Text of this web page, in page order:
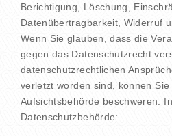
Berichtigung, Löschung,
Datenübertragbarkeit, Widerruf
Wenn Sie glauben, dass die
gegen das Datenschutzrecht
datenschutzrechtlichen
verletzt worden sind, können
Aufsichtsbehörde beschweren.
Datenschutzbehörde: